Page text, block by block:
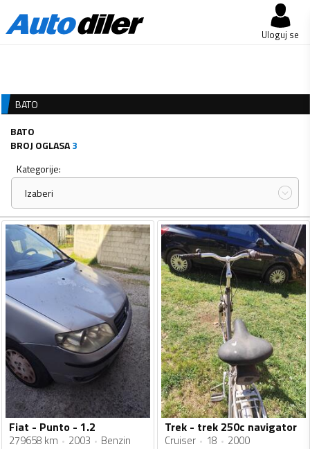
Uloguj se
BATO
BATO
BROJ OGLASA3
Kategorije:
Izaberi
Fiat - Punto - 1.2
279658 km 2003 Benzin
Trek - trek 250c navigator
Cruiser 18 2000